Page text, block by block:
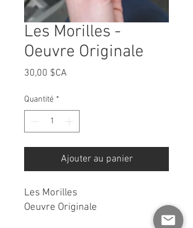
Les Morilles -
Oeuvre Originale
30,00 $CA
Quantité *
Ajouter au panier
Les Morilles
Oeuvre Originale